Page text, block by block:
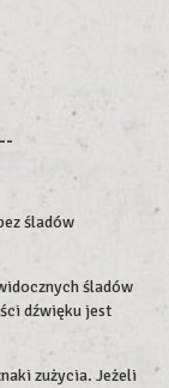
śladów
śladów
dźwięku jest
zużycia. Jeżeli